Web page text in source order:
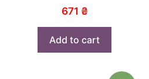
671 ₴
Add to cart